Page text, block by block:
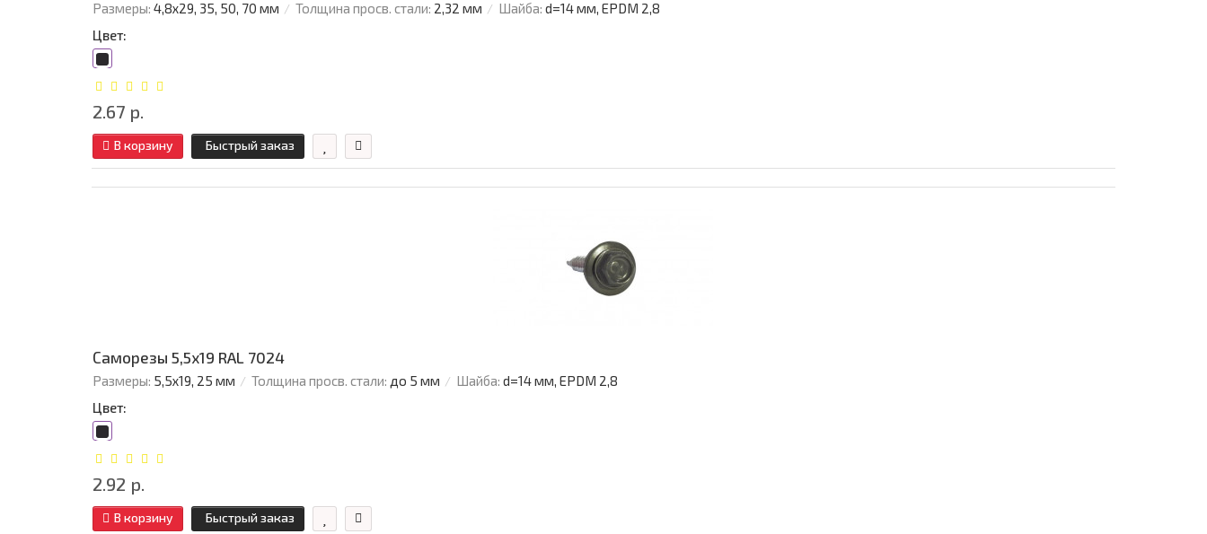
Размеры: 4,8х29, 35, 50, 70 мм Толщина просв. стали: 2,32 мм Шайба: d=14 мм, EPDM 2,8
Цвет:
2.67 р.
В корзину Быстрый заказ
Саморезы 5,5х19 RAL 7024
Размеры: 5,5х19, 25 мм Толщина просв. стали: до 5 мм Шайба: d=14 мм, EPDM 2,8
Цвет:
2.92 р.
В корзину Быстрый заказ